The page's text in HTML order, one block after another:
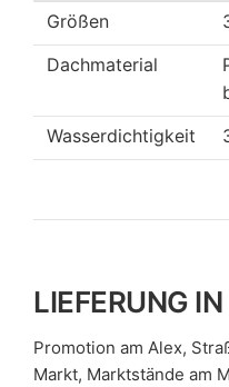
Größen
Dachmaterial
Wasserdichtigkeit
LIEFERUNG
Promotion am Alex,
Markt, Marktstände am